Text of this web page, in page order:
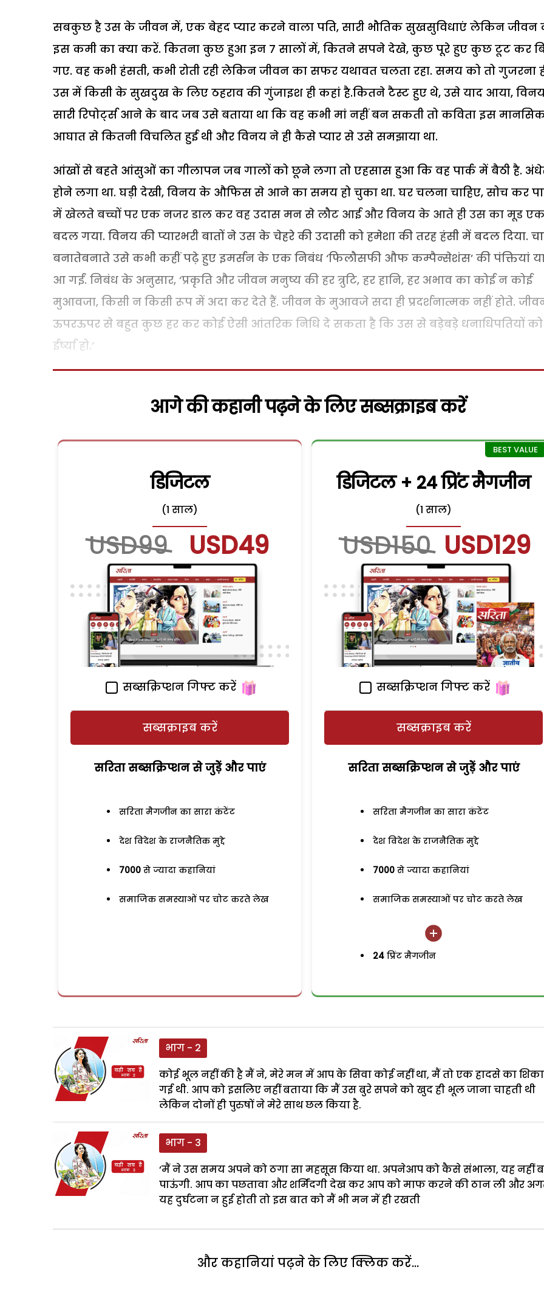
सबकुछ है उस के जीवन में, एक बेहद प्यार करने वाला पति, सारी भौतिक सुखसुविधाएं लेकिन जीवन
इस कमी का क्या करें. कितना कुछ हुआ इन 7 सालों में, कितने सपने देखे, कुछ पूरे हुए कुछ टूट कर
गए. वह कभी हंसती, कभी रोती रही लेकिन जीवन का सफर यथावत चलता रहा. समय को तो गुजरना
उस में किसी के सुखदुख के लिए ठहराव की गुंजाइश ही कहां है.कितने टैस्ट हुए थे, उसे याद आया,
सारी रिपोर्ट्स आने के बाद जब उसे बताया था कि वह कभी मां नहीं बन सकती तो कविता इस
आघात से कितनी विचलित हुई थी और विनय ने ही कैसे प्यार से उसे समझाया था.
आंखों से बहते आंसुओं का गीलापन जब गालों को छूने लगा तो एहसास हुआ कि वह पार्क में बैठी है.
होने लगा था. घड़ी देखी, विनय के औफिस से आने का समय हो चुका था. घर चलना चाहिए, सोच कर
में खेलते बच्चों पर एक नजर डाल कर वह उदास मन से लौट आई और विनय के आते ही उस का मूड
बदल गया. विनय की प्यारभरी बातों ने उस के चेहरे की उदासी को हमेशा की तरह हंसी में बदल दिया.
बनातेबनाते उसे कभी कहीं पढ़े हुए इमर्सन के एक निबंध ‘फिलौसफी औफ कम्पैन्सेशंस’ की पंक्तियां
आ गईं. निबंध के अनुसार, ‘प्रकृति और जीवन मनुष्य की हर त्रुटि, हर हानि, हर अभाव का कोई न कोई
मुआवजा, किसी न किसी रूप में अदा कर देते हैं. जीवन के मुआवजे सदा ही प्रदर्शनात्मक नहीं होते.
ऊपरऊपर से बहुत कुछ हर कर कोई ऐसी आंतरिक निधि दे सकता है कि उस से बड़ेबड़े धनाधिपतियों को
ईर्ष्या हो.’
आगे की कहानी पढ़ने के लिए सब्सक्राइब करें
डिजिटल
(1 साल)
USD99 USD49
सब्सक्रिप्शन गिफ्ट करें
सब्सक्राइब करें
सरिता सब्सक्रिप्शन से जुड़ेें और पाएं
सरिता मैगजीन का सारा कंटेंट
देश विदेश के राजनैतिक मुद्दे
7000 से ज्यादा कहानियां
समाजिक समस्याओं पर चोट करते लेख
डिजिटल + 24 प्रिंट मैगजीन
(1 साल)
USD150 USD129
सब्सक्रिप्शन गिफ्ट करें
सब्सक्राइब करें
सरिता सब्सक्रिप्शन से जुड़ेें और पाएं
सरिता मैगजीन का सारा कंटेंट
देश विदेश के राजनैतिक मुद्दे
7000 से ज्यादा कहानियां
समाजिक समस्याओं पर चोट करते लेख
24 प्रिंट मैगजीन
भाग - 2
कोई भूल नहीं की है मैं ने, मेरे मन में आप के सिवा कोई नहीं था, मैं तो एक हादसे का
गई थी. आप को इसलिए नहीं बताया कि मैं उस बुरे सपने को खुद ही भूल जाना चाहती थी
लेकिन दोनों ही पुरुषों ने मेरे साथ छल किया है.
भाग - 3
‘मैं ने उस समय अपने को ठगा सा महसूस किया था. अपनेआप को कैसे संभाला, यह नहीं
पाऊंगी. आप का पछतावा और शर्मिंदगी देख कर आप को माफ करने की ठान ली और
यह दुर्घटना न हुई होती तो इस बात को मैं भी मन में ही रखती
और कहानियां पढ़ने के लिए क्लिक करें...